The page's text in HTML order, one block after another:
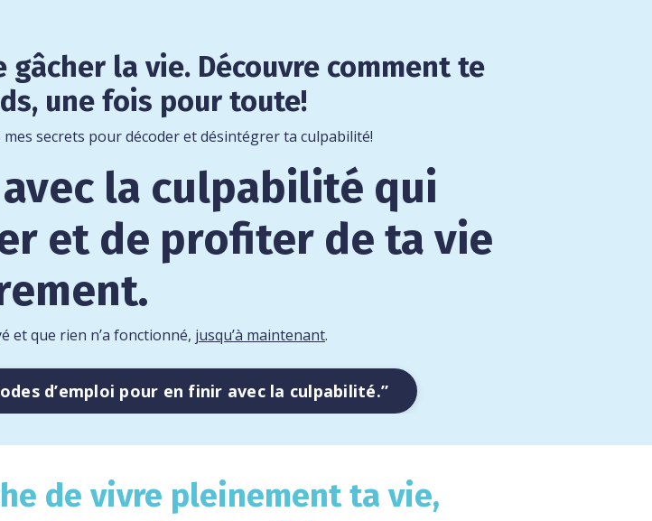
la vie. Découvre comment te
une fois pour toute!
mes secrets pour décoder et désintégrer ta culpabilité!
la culpabilité qui
et de profiter de ta vie
et que rien n’a fonctionné, jusqu’à maintenant.
d’emploi pour en finir avec la culpabilité.”
de vivre pleinement ta vie,